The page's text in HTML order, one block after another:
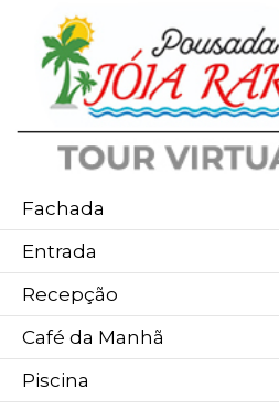
Fachada
Entrada
Recepção
Café da Manhã
Piscina